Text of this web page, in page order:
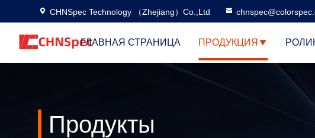
CHNSpec Technology （Zhejiang）Co.,Ltd
ГЛАВНАЯ СТРАНИЦА ПРОДУКЦИЯ
Продукты